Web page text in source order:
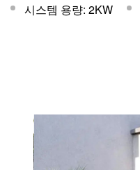
시스템 용량: 2KW